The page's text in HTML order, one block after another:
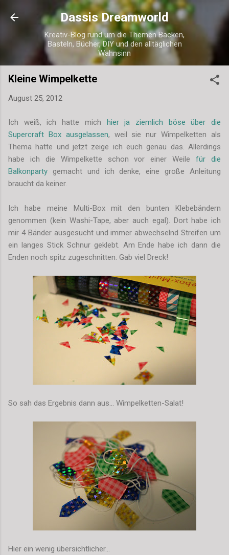
Direkt zum Hauptbereich
Dassis Dreamworld
Kreativ-Blog rund um die Themen Backen,
Basteln, Bücher, DIY und den alltäglichen
Wahnsinn
Kleine Wimpelkette
August 25, 2012
Ich weiß, ich hatte mich hier ja ziemlich böse über die
Supercraft Box ausgelassen, weil sie nur Wimpelketten als
Thema hatte und jetzt zeige ich euch genau das. Allerdings
habe ich die Wimpelkette schon vor einer Weile für die
Balkonparty gemacht und ich denke, eine große Anleitung
braucht da keiner.
Ich habe meine Multi-Box mit den bunten Klebebändern
genommen (kein Washi-Tape, aber auch egal). Dort habe ich
mir 4 Bänder ausgesucht und immer abwechselnd Streifen um
ein langes Stick Schnur geklebt. Am Ende habe ich dann die
Enden noch spitz zugeschnitten. Gab viel Dreck!
So sah das Ergebnis dann aus... Wimpelketten-Salat!
Hier ein wenig übersichtlicher...